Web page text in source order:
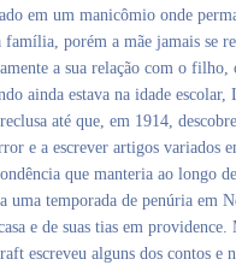
em um manicômio onde
porém a mãe jamais se
a sua relação com o filho,
ainda estava na idade escolar,
até que, em 1914,
e a escrever artigos variados
que manteria ao longo
uma temporada de penúria em
e de suas tias em
escreveu alguns dos contos e